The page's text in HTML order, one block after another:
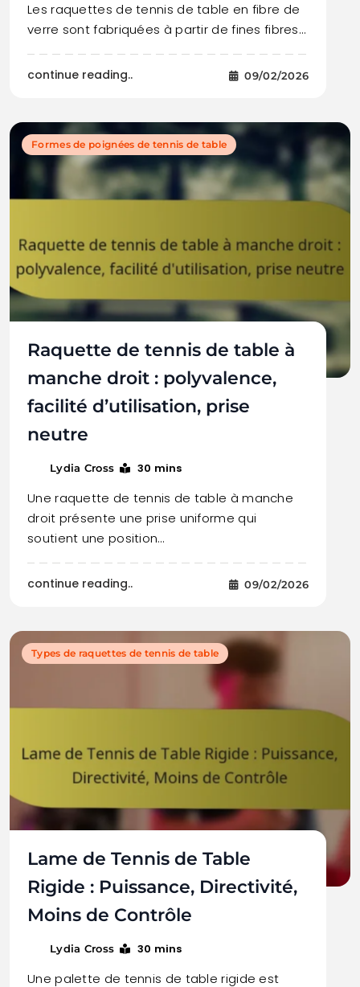
Les raquettes de tennis de table en fibre de
verre sont fabriquées à partir de fines fibres…
continue reading.. 09/02/2026
Formes de poignées de tennis de table
Raquette de tennis de table à
manche droit : polyvalence,
facilité d’utilisation, prise
neutre
Lydia Cross 30 mins
Une raquette de tennis de table à manche
droit présente une prise uniforme qui
soutient une position…
continue reading.. 09/02/2026
Types de raquettes de tennis de table
Lame de Tennis de Table
Rigide : Puissance, Directivité,
Moins de Contrôle
Lydia Cross 30 mins
Une palette de tennis de table rigide est